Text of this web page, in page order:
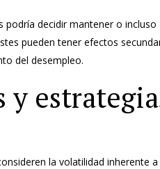
decidir mantener o
pueden tener efectos
del desempleo.
y
la volatilidad inherente